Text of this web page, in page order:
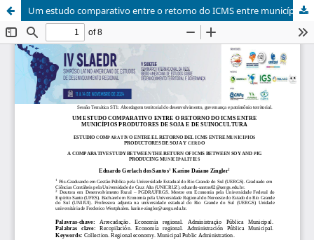
Um estudo comparativo entre o retorno do ICMS entre municípios produtores de soja e de suinocultura